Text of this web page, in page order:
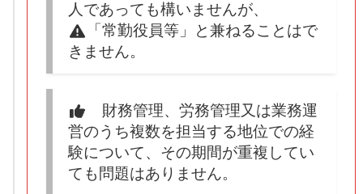
人であっても構いませんが、
「常勤役員等」と兼ねることはで
きません。
財務管理、労務管理又は業務運
営のうち複数を担当する地位での経
験について、その期間が重複してい
ても問題はありません。